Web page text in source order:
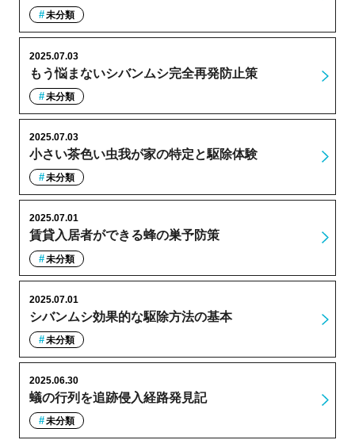
未分類
もう悩まないシバンムシ完全再発防止策
2025.07.03
未分類
小さい茶色い虫我が家の特定と駆除体験
2025.07.03
未分類
賃貸入居者ができる蜂の巣予防策
2025.07.01
未分類
シバンムシ効果的な駆除方法の基本
2025.07.01
未分類
蟻の行列を追跡侵入経路発見記
2025.06.30
未分類